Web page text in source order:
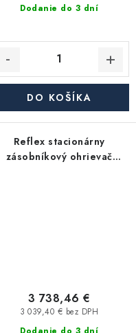
Dodanie do 3 dní
DO KOŠÍKA
Reflex stacionárny
zásobníkový ohrievač
3 039,40 € bez DPH
3 738,46 €